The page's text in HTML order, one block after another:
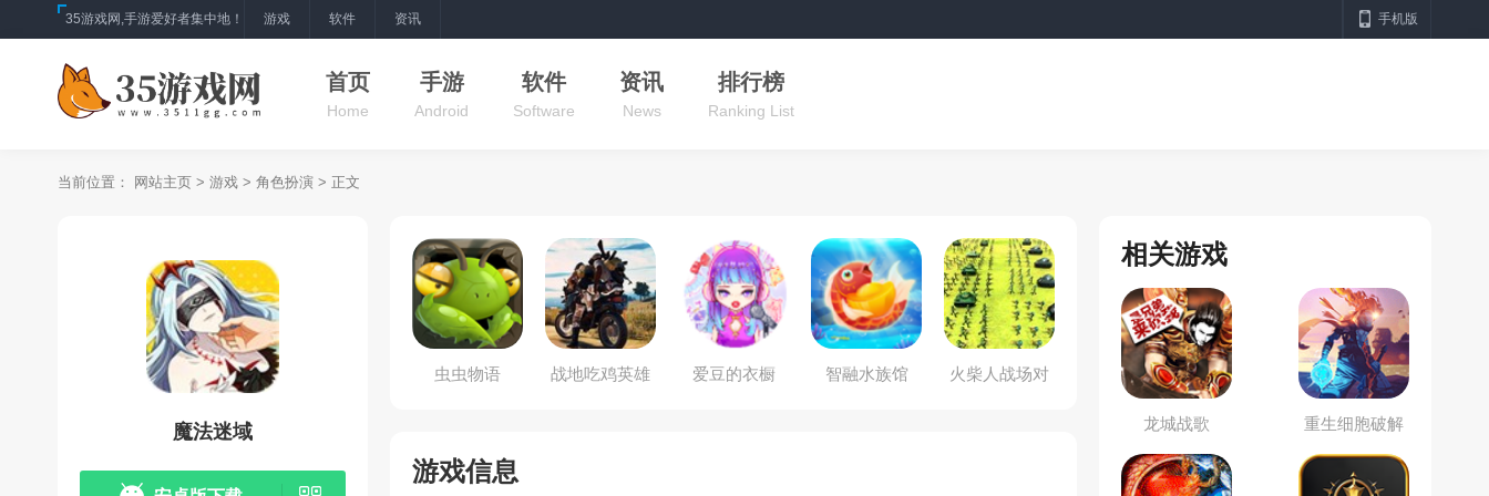
35游戏网,手游爱好者集中地！ 游戏 软件 资讯 手机版
首页
Home
手游
Android
软件
Software
资讯
News
排行榜
Ranking List
当前位置： 网站主页 > 游戏 > 角色扮演 > 正文
魔法迷域
虫虫物语 战地吃鸡英雄 爱豆的衣橱 智融水族馆
火柴人战场对
游戏信息
相关游戏
龙城战歌
重生细胞破解
版直装